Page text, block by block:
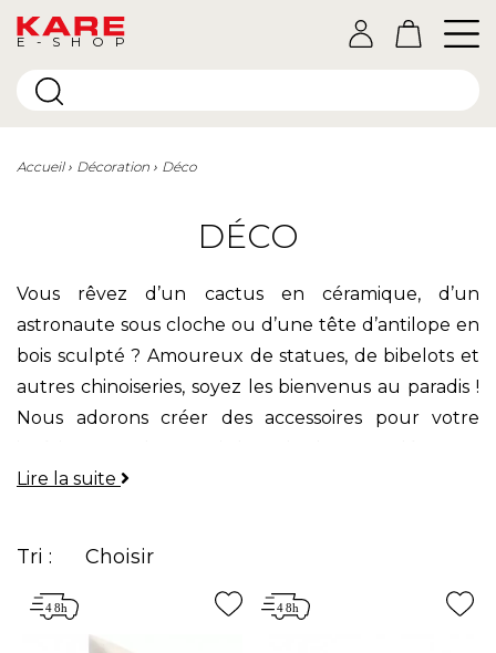
E-SHOP
Accueil Décoration Déco
DÉCO
Vous rêvez d’un cactus en céramique, d’un
astronaute sous cloche ou d’une tête d’antilope en
bois sculpté ? Amoureux de statues, de bibelots et
autres chinoiseries, soyez les bienvenus au paradis !
Nous adorons créer des accessoires pour votre
objets décoratifs
Lire la suite
Tri : Choisir